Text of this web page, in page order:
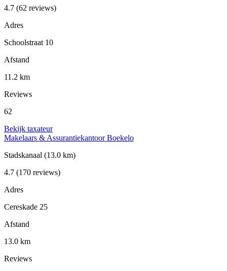
4.7 (62 reviews)
Adres
Schoolstraat 10
Afstand
11.2 km
Reviews
62
Bekijk taxateur
Makelaars & Assurantiekantoor Boekelo
Stadskanaal (13.0 km)
4.7 (170 reviews)
Adres
Cereskade 25
Afstand
13.0 km
Reviews